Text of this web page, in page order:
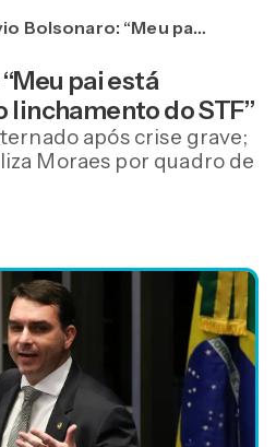
Bolsonaro: “Meu pai
do STF”
pai está
do STF”
após crise grave;
Moraes por quadro de